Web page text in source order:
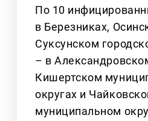
По 10
в Березниках,
Суксунском
– в
Кишертском
округах и
муниципальном